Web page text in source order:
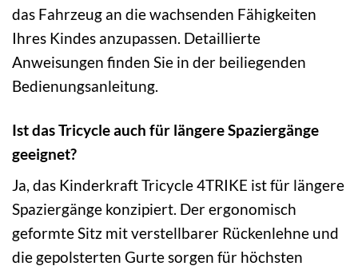
das Fahrzeug an die wachsenden Fähigkeiten
Ihres Kindes anzupassen. Detaillierte
Anweisungen finden Sie in der beiliegenden
Bedienungsanleitung.
Ist das Tricycle auch für längere Spaziergänge
geeignet?
Ja, das Kinderkraft Tricycle 4TRIKE ist für längere
Spaziergänge konzipiert. Der ergonomisch
geformte Sitz mit verstellbarer Rückenlehne und
die gepolsterten Gurte sorgen für höchsten